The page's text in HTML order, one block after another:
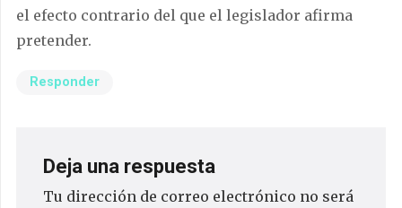
el efecto contrario del que el legislador afirma
pretender.
Responder
Deja una respuesta
Tu dirección de correo electrónico no será